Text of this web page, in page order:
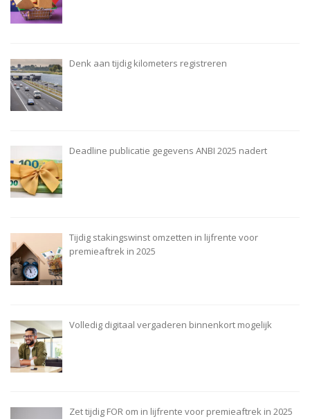
Denk aan tijdig kilometers registreren
Deadline publicatie gegevens ANBI 2025 nadert
Tijdig stakingswinst omzetten in lijfrente voor
premieaftrek in 2025
Volledig digitaal vergaderen binnenkort mogelijk
Zet tijdig FOR om in lijfrente voor premieaftrek in 2025